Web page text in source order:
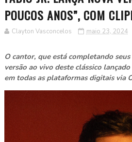
POUCOS ANOS”, COM
Clayton Vasconcelos maio 23, 2024
O cantor, que está completando
versão ao vivo deste clássico
em todas as plataformas digitais via